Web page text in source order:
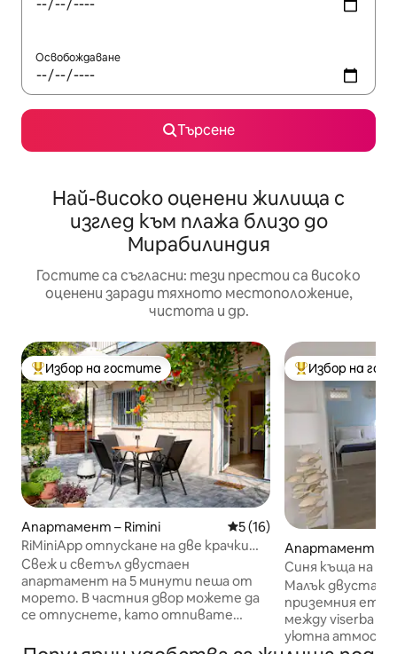
Освобождаване
Търсене
Най-високо оценени жилища с
изглед към плажа близо до
Мирабилиндия
Гостите са съгласни: тези престои са високо
оценени заради тяхното местоположение,
чистота и др.
Най-популярен избор на гостите
Избор на гостите
Апартамент – Rimini Средна оценка: 5 от 5,
5 (16)
RiMiniApp отпускане на две крачки
от морето
Свеж и светъл двустаен
апартамент на 5 минути пеша от
морето. В частния двор можете да
се отпуснете, като отпивате
завръщането си от плажа, или
Най-популярен
Избор на
Апартамент –
Синя къща на
Малък
приземния етаж
между viserba и
уютна